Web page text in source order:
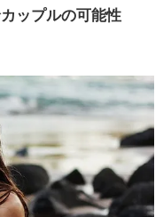
ップルの可能性